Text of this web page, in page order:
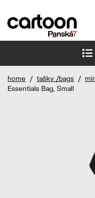
home / tašky /bags /
Essentials Bag, Small